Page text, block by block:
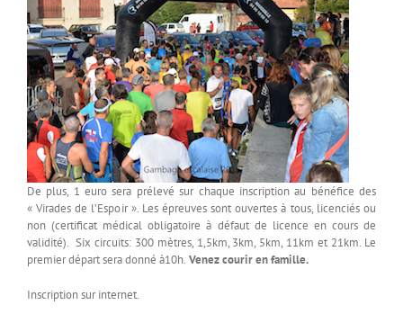
De plus, 1 euro sera prélevé sur chaque inscription au bénéfice des
« Virades de l’Espoir ». Les épreuves sont ouvertes à tous, licenciés ou
non (certificat médical obligatoire à défaut de licence en cours de
validité). Six circuits: 300 mètres, 1,5km, 3km, 5km, 11km et 21km. Le
premier départ sera donné à10h. Venez courir en famille.
Inscription sur internet.